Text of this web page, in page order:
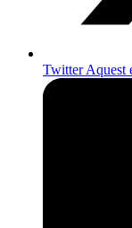
TwitterAquest